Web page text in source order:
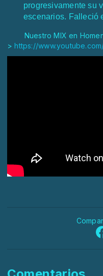
progresivamente su
escenarios. Falleció
Nuestro MIX en
>https://